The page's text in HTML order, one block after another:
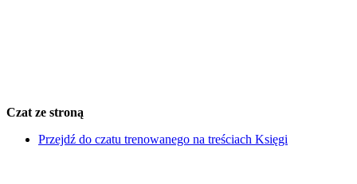
Czat ze stroną
Przejdź do czatu trenowanego na treściach Księgi